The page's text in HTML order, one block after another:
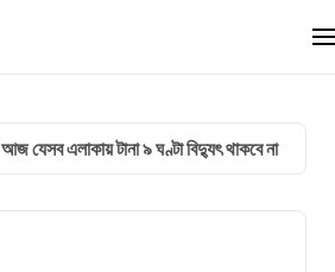
আজ যেসব এলাকায় টানা ৯ ঘণ্টা বিদ্যুৎ থাকবে না